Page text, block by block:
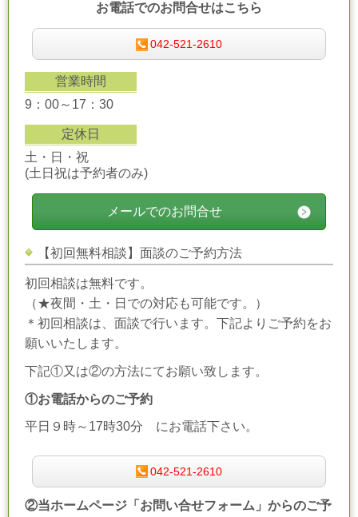
お電話でのお問合せはこちら
042-521-2610
営業時間
9：00～17：30
定休日
土・日・祝
(土日祝は予約者のみ)
メールでのお問合せ
【初回無料相談】面談のご予約方法
初回相談は無料です。
（★夜間・土・日での対応も可能です。）
＊初回相談は、面談で行います。下記よりご予約をお
願いいたします。
下記①又は②の方法にてお願い致します。
①お電話からのご予約
平日９時～17時30分 にお電話下さい。
042-521-2610
②当ホームページ「お問い合せフォーム」からのご予